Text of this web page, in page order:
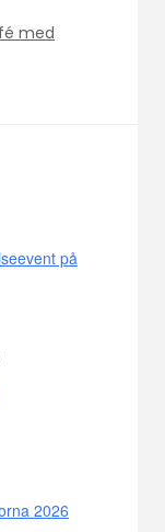
med
på
2026